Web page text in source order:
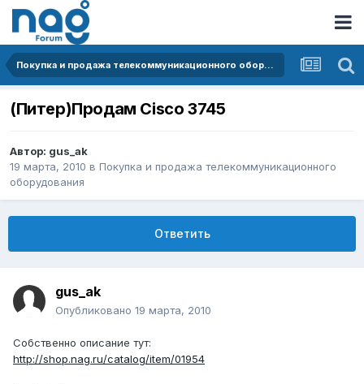
Покупка и продажа телекоммуникационного оборудования
(Питер)Продам Cisco 3745
Автор: gus_ak
19 марта, 2010 в Покупка и продажа телекоммуникационного
оборудования
Ответить
gus_ak
Опубликовано 19 марта, 2010
Собственно описание тут:
http://shop.nag.ru/catalog/item/01954